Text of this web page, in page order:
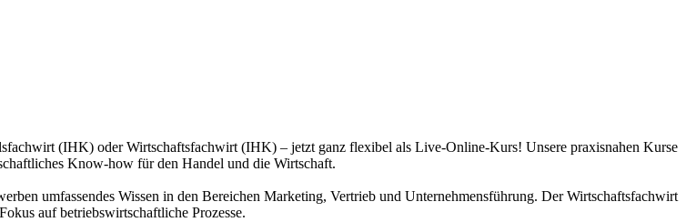
(IHK) oder Wirtschaftsfachwirt (IHK) – jetzt ganz flexibel als Live-Online-Kurs! Unsere praxisnahen Kurse
Know-how für den Handel und die Wirtschaft.
umfassendes Wissen in den Bereichen Marketing, Vertrieb und Unternehmensführung. Der Wirtschaftsfachwirt
auf betriebswirtschaftliche Prozesse.